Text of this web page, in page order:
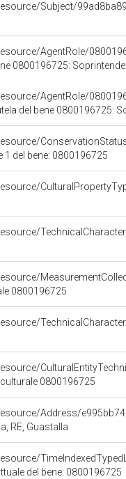
Subject/
AgentRole/
0800196725:
AgentRole/
del bene 0800196725:
del bene: 0800196725
0800196725
0800196725
Address/
RE, Guastalla
del bene: 0800196725